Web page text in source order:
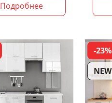
Подробнее
-23%
NEW